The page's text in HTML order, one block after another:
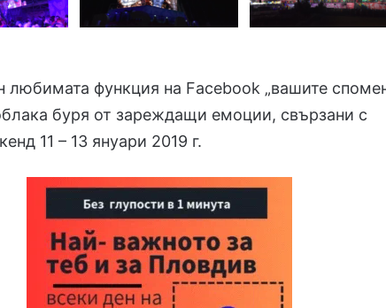
любимата функция на Facebook „вашите
буря от зареждащи емоции, свързани с
11 – 13 януари 2019 г.